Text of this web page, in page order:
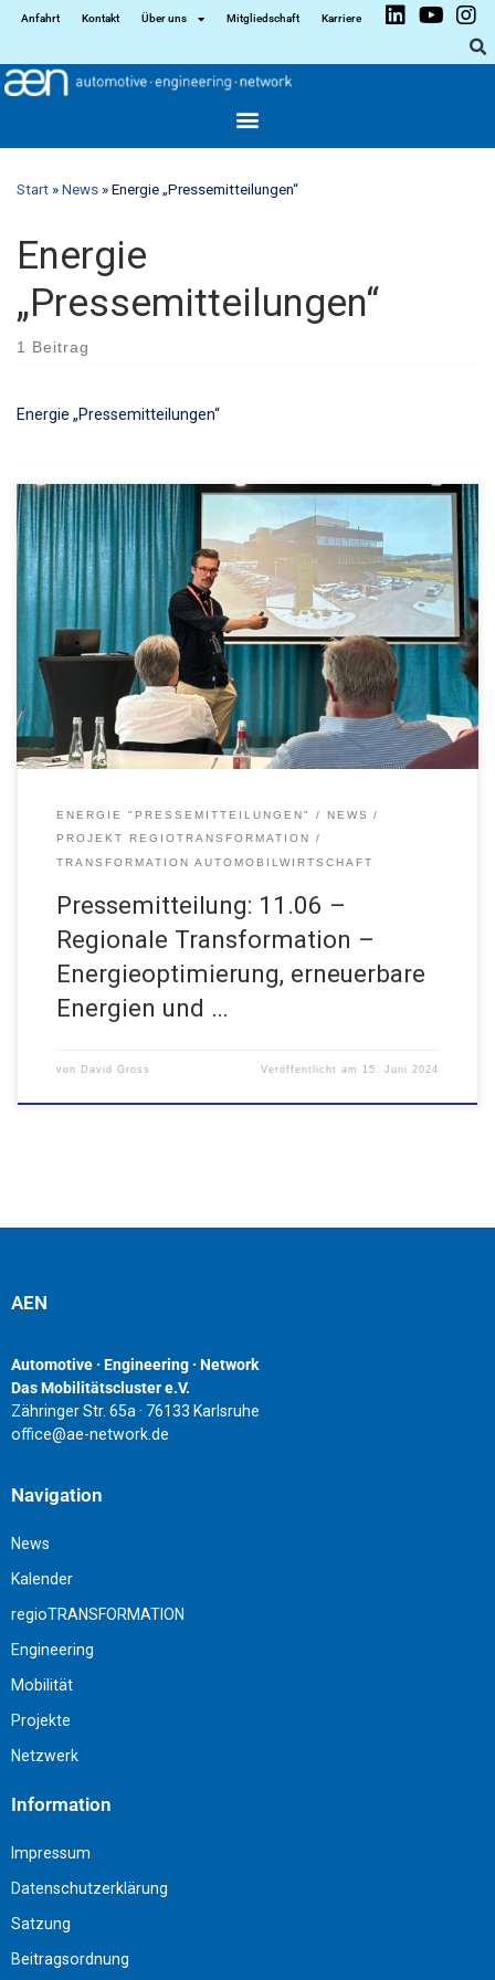
Anfahrt Kontakt Über uns Mitgliedschaft Karriere
Start » News » Energie „Pressemitteilungen“
Energie
„Pressemitteilungen“
1 Beitrag
Energie „Pressemitteilungen“
Regionale Transformation - Energieoptimierung, erneuerbare
Energien und Elektromobilität bei KMUs 11.06.2024, Karlsruhe
ENERGIE "PRESSEMITTEILUNGEN"
NEWS
PROJEKT REGIOTRANSFORMATION
TRANSFORMATION AUTOMOBILWIRTSCHAFT
Pressemitteilung: 11.06 –
Regionale Transformation –
Energieoptimierung, erneuerbare
Energien und …
von David Gross Veröffentlicht am 15. Juni 2024
AEN
Automotive · Engineering · Network
Das Mobilitätscluster e.V.
Zähringer Str. 65a · 76133 Karlsruhe
office@ae-network.de
Navigation
News
Kalender
regioTRANSFORMATION
Engineering
Mobilität
Projekte
Netzwerk
Information
Impressum
Datenschutzerklärung
Satzung
Beitragsordnung